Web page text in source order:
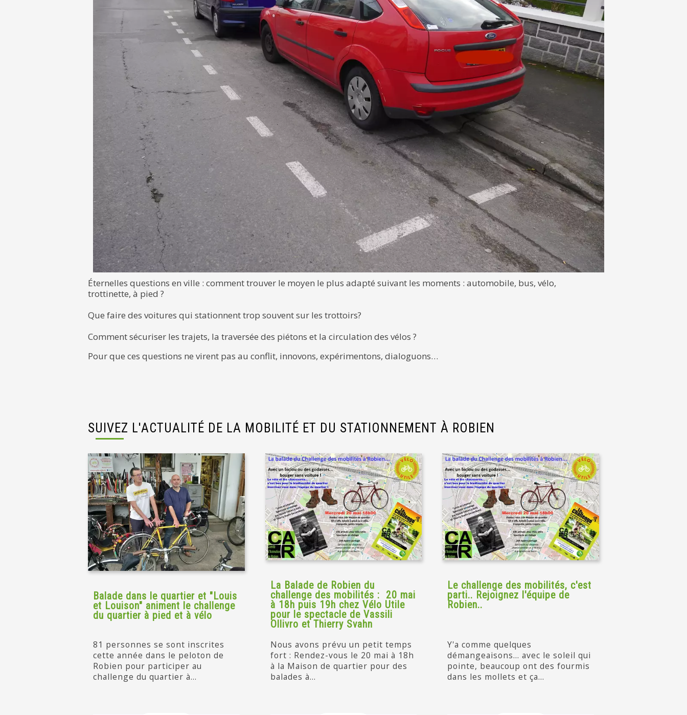
Éternelles questions en ville : comment trouver le moyen le plus adapté suivant les moments : automobile, bus, vélo,
trottinette, à pied ?
Que faire des voitures qui stationnent trop souvent sur les trottoirs?
Comment sécuriser les trajets, la traversée des piétons et la circulation des vélos ?
Pour que ces questions ne virent pas au conflit, innovons, expérimentons, dialoguons…
SUIVEZ L'ACTUALITÉ DE LA MOBILITÉ ET DU STATIONNEMENT À ROBIEN
Balade dans le quartier et "Louis
et Louison" animent le challenge
du quartier à pied et à vélo
81 personnes se sont inscrites
cette année dans le peloton de
Robien pour participer au
challenge du quartier à...
La Balade de Robien du
challenge des mobilités : 20 mai
à 18h puis 19h chez Vélo Utile
pour le spectacle de Vassili
Ollivro et Thierry Svahn
Nous avons prévu un petit temps
fort : Rendez-vous le 20 mai à 18h
à la Maison de quartier pour des
balades à...
Le challenge des mobilités, c'est
parti.. Rejoignez l'équipe de
Robien..
Y'a comme quelques
démangeaisons... avec le soleil qui
pointe, beaucoup ont des fourmis
dans les mollets et ça...